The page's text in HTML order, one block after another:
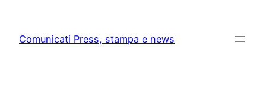
content
Comunicati Press, stampa e news